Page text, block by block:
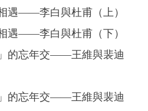
遇——李白與杜甫（上）
遇——李白與杜甫（下）
的忘年交——王維與裴迪
的忘年交——王維與裴迪